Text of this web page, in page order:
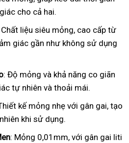
cho cả hai.
Chất liệu siêu mỏng, cao cấp từ
giác gần như không sử dụng
: Độ mỏng và khả năng co giãn
tự nhiên và thoải mái.
kế mỏng nhẹ với gân gai, tạo
khi sử dụng.
: Mỏng 0,01mm, với gân gai liti